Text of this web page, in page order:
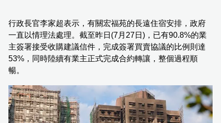
行政長官李家超表示，有關宏福苑的長遠住宿安排，政府
一直以情理法處理。截至昨日(7月27日)，已有90.8%的業
主簽署接受收購建議信件，完成簽署買賣協議的比例則達
53%，同時陸續有業主正式完成合約轉讓，整個過程順
暢。